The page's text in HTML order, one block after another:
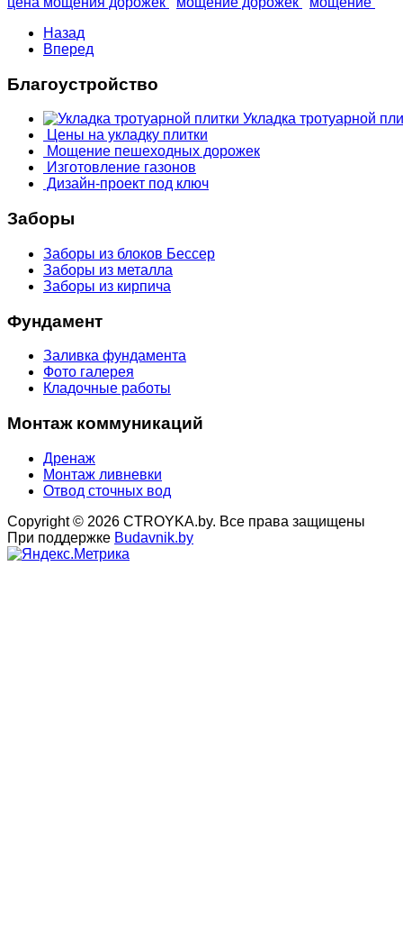
Назад
Вперед
Благоустройство
Укладка тротуарной
Цены на укладку плитки
Мощение пешеходных дорожек
Изготовление газонов
Дизайн-проект под ключ
Заборы
Заборы из блоков Бессер
Заборы из металла
Заборы из кирпича
Фундамент
Заливка фундамента
Фото галерея
Кладочные работы
Монтаж коммуникаций
Дренаж
Монтаж ливневки
Отвод сточных вод
Copyright © 2026 CTROYKA.by. Все права защищены
При поддержке Budavnik.by